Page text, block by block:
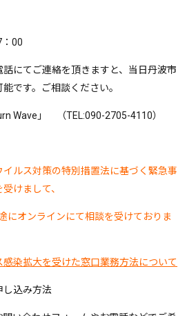
00
にてご連絡を頂きますと、当日丹波市
です。ご相談ください。
Wave」 （TEL:090-2705-4110）
ルス対策の特別措置法に基づく緊急事
けまして、
にオンラインにて相談を受けておりま
染拡大を受けた窓口業務方法について
込み方法